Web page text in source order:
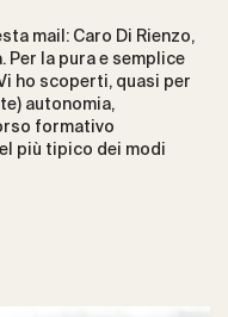
mail: Caro Di Rienzo,
Per la pura e semplice
ho scoperti, quasi per
autonomia,
formativo
più tipico dei modi